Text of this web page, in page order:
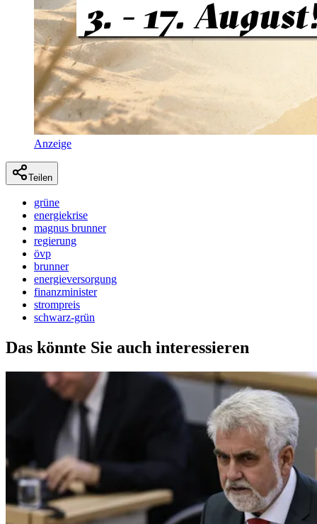
Anzeige
Teilen
grüne
energiekrise
magnus brunner
regierung
övp
brunner
energieversorgung
finanzminister
strompreis
schwarz-grün
Das könnte Sie auch interessieren